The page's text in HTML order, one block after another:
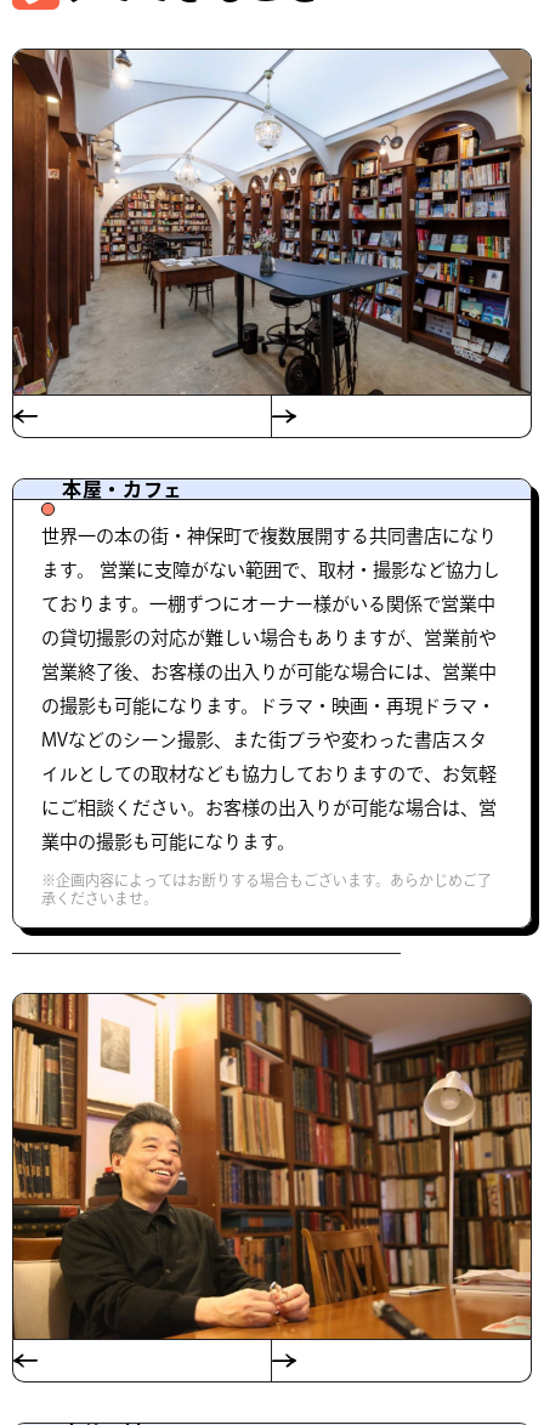
本屋・カフェ
世界一の本の街・神保町で複数展開する共同書店になり
ます。 営業に支障がない範囲で、取材・撮影など協力し
ております。一棚ずつにオーナー様がいる関係で営業中
の貸切撮影の対応が難しい場合もありますが、営業前や
営業終了後、お客様の出入りが可能な場合には、営業中
の撮影も可能になります。ドラマ・映画・再現ドラマ・
MVなどのシーン撮影、また街ブラや変わった書店スタ
イルとしての取材なども協力しておりますので、お気軽
にご相談ください。お客様の出入りが可能な場合は、営
業中の撮影も可能になります。
※企画内容によってはお断りする場合もございます。あらかじめご了
承くださいませ。